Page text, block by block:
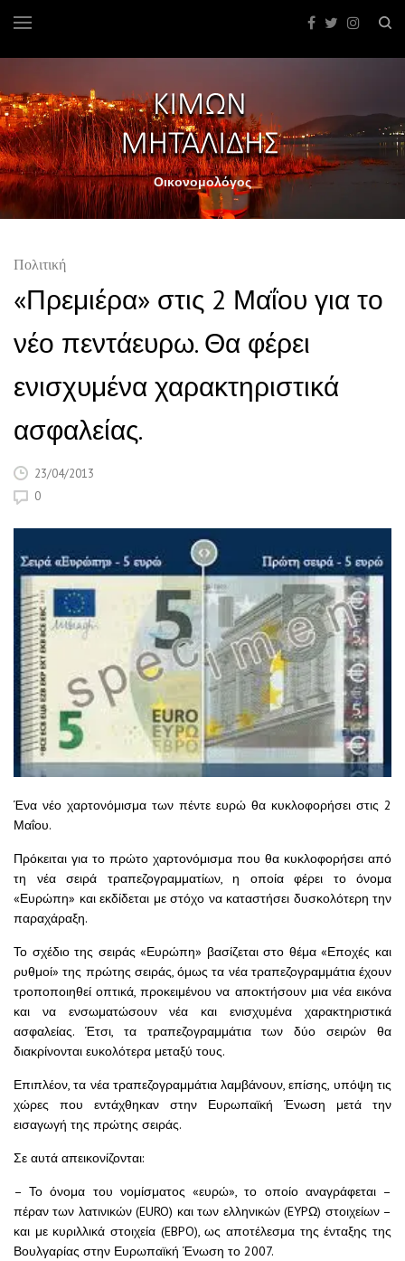
Οικονομολόγος
Πολιτική
«Πρεμιέρα» στις 2 Μαΐου για το
νέο πεντάευρω. Θα φέρει
ενισχυμένα χαρακτηριστικά
ασφαλείας.
23/04/2013
0
Ένα νέο χαρτονόμισμα των πέντε ευρώ θα κυκλοφορήσει στις 2
Μαΐου.
Πρόκειται για το πρώτο χαρτονόμισμα που θα κυκλοφορήσει από
τη νέα σειρά τραπεζογραμματίων, η οποία φέρει το όνομα
«Ευρώπη» και εκδίδεται με στόχο να καταστήσει δυσκολότερη την
παραχάραξη.
Το σχέδιο της σειράς «Ευρώπη» βασίζεται στο θέμα «Εποχές και
ρυθμοί» της πρώτης σειράς, όμως τα νέα τραπεζογραμμάτια έχουν
τροποποιηθεί οπτικά, προκειμένου να αποκτήσουν μια νέα εικόνα
και να ενσωματώσουν νέα και ενισχυμένα χαρακτηριστικά
ασφαλείας. Έτσι, τα τραπεζογραμμάτια των δύο σειρών θα
διακρίνονται ευκολότερα μεταξύ τους.
Επιπλέον, τα νέα τραπεζογραμμάτια λαμβάνουν, επίσης, υπόψη τις
χώρες που εντάχθηκαν στην Ευρωπαϊκή Ένωση μετά την
εισαγωγή της πρώτης σειράς.
Σε αυτά απεικονίζονται:
– Το όνομα του νομίσματος «ευρώ», το οποίο αναγράφεται –
πέραν των λατινικών (EURO) και των ελληνικών (EYPΩ) στοιχείων –
και με κυριλλικά στοιχεία (EBPO), ως αποτέλεσμα της ένταξης της
Βουλγαρίας στην Ευρωπαϊκή Ένωση το 2007.